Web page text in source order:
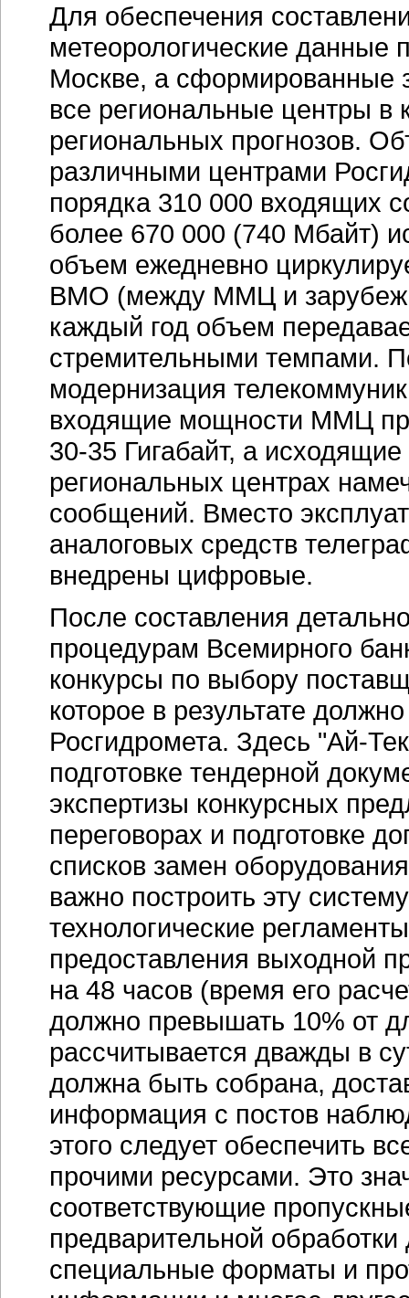
Для обеспечения
метеорологические
Москве, а сформированные
все региональные центры в
региональных прогнозов.
различными центрами
порядка 310 000 входящих
более 670 000 (740 Мбайт)
объем ежедневно
ВМО (между ММЦ и
каждый год объем
стремительными темпами.
модернизация
входящие мощности ММЦ
30-35 Гигабайт, а
региональных центрах
сообщений. Вместо
аналоговых средств
внедрены цифровые.
После составления
процедурам Всемирного
конкурсы по выбору
которое в результате
Росгидромета. Здесь "Ай-
подготовке тендерной
экспертизы конкурсных
переговорах и подготовке
списков замен
важно построить эту
технологические
предоставления выходной
на 48 часов (время его
должно превышать 10% от
рассчитывается дважды в
должна быть собрана,
информация с постов
этого следует обеспечить
прочими ресурсами. Это
соответствующие
предварительной
специальные форматы и